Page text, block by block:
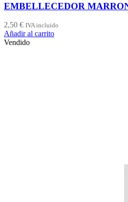
EMBELLECEDOR
2,50 € IVA incluido
Añadir al carrito
Vendido